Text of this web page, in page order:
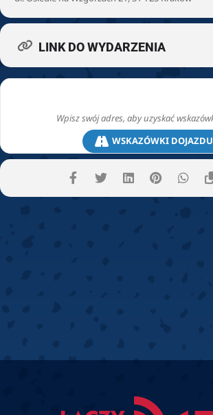
LINK DO WYDARZENIA
WSKAZÓWKI DOJAZDU